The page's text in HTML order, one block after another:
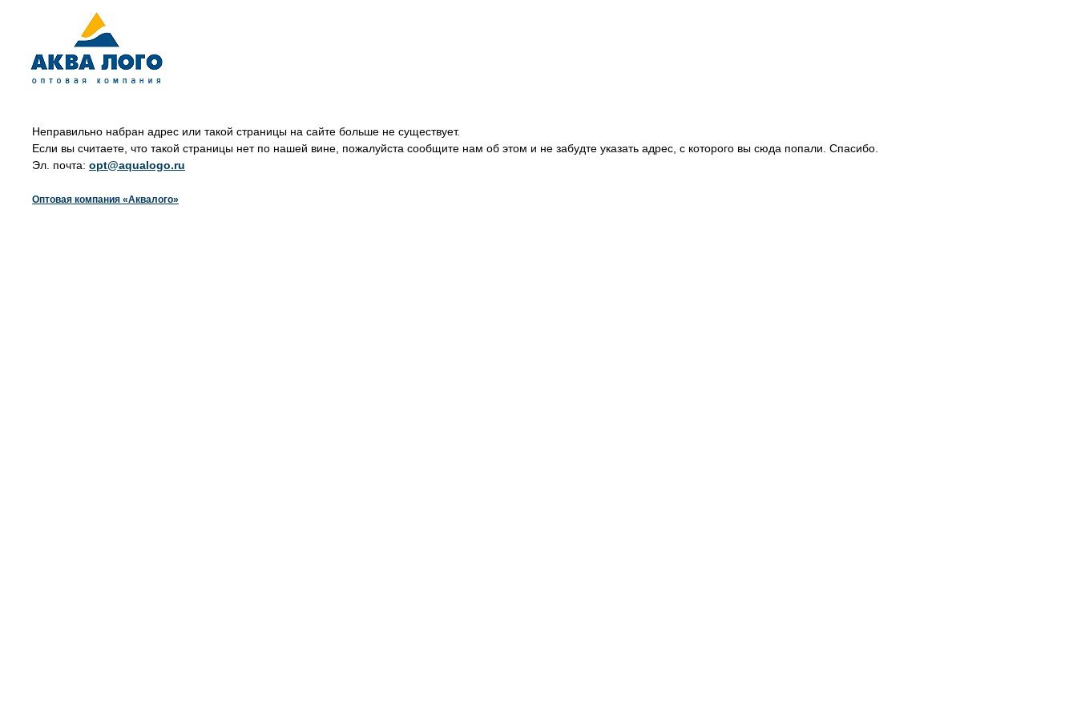
Неправильно набран адрес или такой страницы на сайте больше не существует.
Если вы считаете, что такой страницы нет по нашей вине, пожалуйста сообщите нам об этом и не забудте указать адрес, с которого вы сюда попали. Спасибо.
Эл. почта: opt@aqualogo.ru
Оптовая компания «Аквалого»